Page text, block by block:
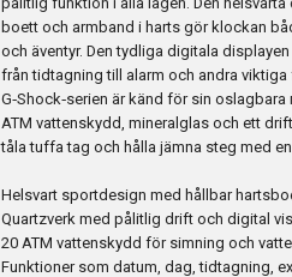
boett och armband i harts gör klockan
och äventyr. Den tydliga digitala
från tidtagning till alarm och andra viktiga
G‑Shock‑serien är känd för sin
ATM vattenskydd, mineralglas och ett
tåla tuffa tag och hålla jämna steg med
Helsvart sportdesign med hållbar
Quartzverk med pålitlig drift och digital
20 ATM vattenskydd för simning och
Funktioner som datum, dag, tidtagning,